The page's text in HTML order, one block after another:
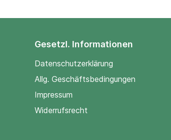
Gesetzl. Informationen
Datenschutzerklärung
Allg. Geschäftsbedingungen
Impressum
Widerrufsrecht